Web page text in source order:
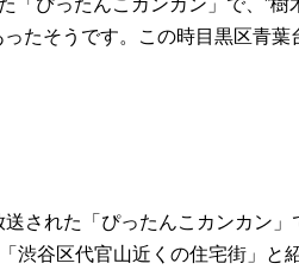
「ぴったんこカンカン」で、”樹
ったそうです。この時目黒区青
された「ぴったんこカンカン
渋谷区代官山近くの住宅街」と